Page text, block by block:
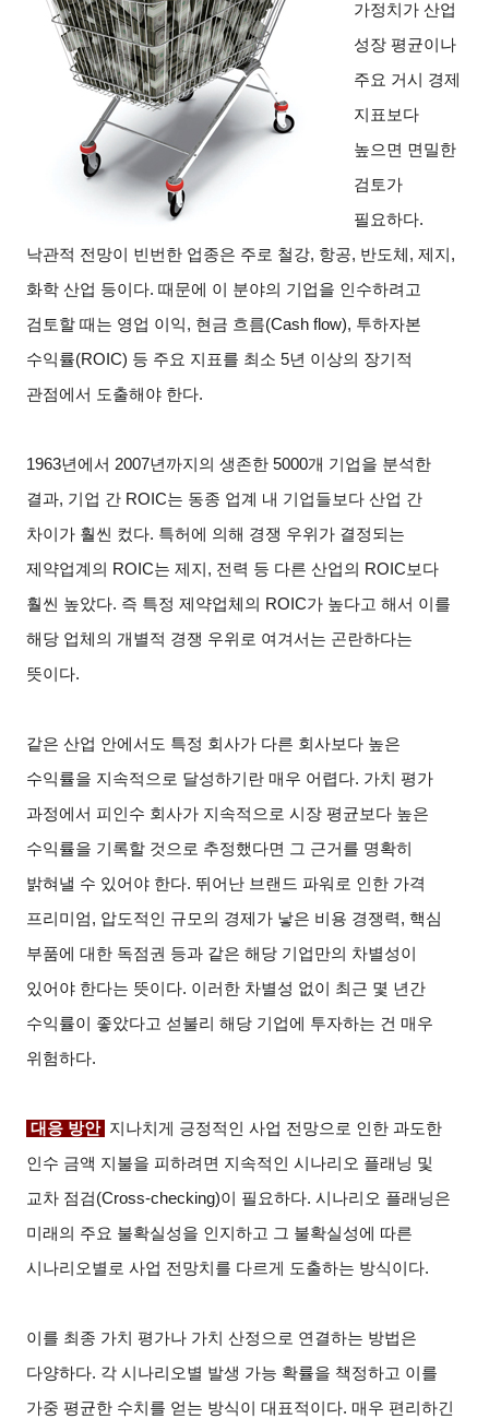
가정치가 산업
성장 평균이나
주요 거시 경제
지표보다
높으면 면밀한
검토가
필요하다.
낙관적 전망이 빈번한 업종은 주로 철강, 항공, 반도체, 제지,
화학 산업 등이다. 때문에 이 분야의 기업을 인수하려고
검토할 때는 영업 이익, 현금 흐름(Cash flow), 투하자본
수익률(ROIC) 등 주요 지표를 최소 5년 이상의 장기적
관점에서 도출해야 한다.
1963년에서 2007년까지의 생존한 5000개 기업을 분석한
결과, 기업 간 ROIC는 동종 업계 내 기업들보다 산업 간
차이가 훨씬 컸다. 특허에 의해 경쟁 우위가 결정되는
제약업계의 ROIC는 제지, 전력 등 다른 산업의 ROIC보다
훨씬 높았다. 즉 특정 제약업체의 ROIC가 높다고 해서 이를
해당 업체의 개별적 경쟁 우위로 여겨서는 곤란하다는
뜻이다.
같은 산업 안에서도 특정 회사가 다른 회사보다 높은
수익률을 지속적으로 달성하기란 매우 어렵다. 가치 평가
과정에서 피인수 회사가 지속적으로 시장 평균보다 높은
수익률을 기록할 것으로 추정했다면 그 근거를 명확히
밝혀낼 수 있어야 한다. 뛰어난 브랜드 파워로 인한 가격
프리미엄, 압도적인 규모의 경제가 낳은 비용 경쟁력, 핵심
부품에 대한 독점권 등과 같은 해당 기업만의 차별성이
있어야 한다는 뜻이다. 이러한 차별성 없이 최근 몇 년간
수익률이 좋았다고 섣불리 해당 기업에 투자하는 건 매우
위험하다.
대응 방안 지나치게 긍정적인 사업 전망으로 인한 과도한
인수 금액 지불을 피하려면 지속적인 시나리오 플래닝 및
교차 점검(Cross-checking)이 필요하다. 시나리오 플래닝은
미래의 주요 불확실성을 인지하고 그 불확실성에 따른
시나리오별로 사업 전망치를 다르게 도출하는 방식이다.
이를 최종 가치 평가나 가치 산정으로 연결하는 방법은
다양하다. 각 시나리오별 발생 가능 확률을 책정하고 이를
가중 평균한 수치를 얻는 방식이 대표적이다. 매우 편리하긴